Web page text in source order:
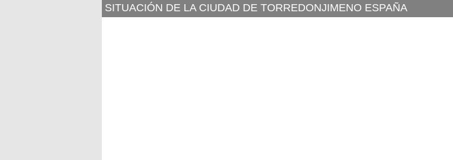
SITUACIÓN DE LA CIUDAD DE TORREDONJIMENO ESPAÑA